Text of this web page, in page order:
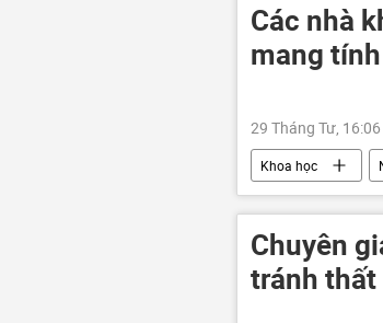
Các nhà
mang
29 Tháng Tư, 16:06
Khoa học
Chuyên
tránh thất